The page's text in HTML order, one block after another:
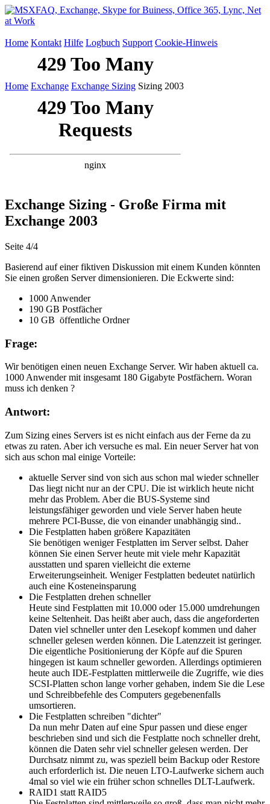
Home Kontakt Hilfe Logbuch Support Cookie-Hinweis
Home Exchange Exchange Sizing Sizing 2003
Exchange Sizing - Große Firma mit
Exchange 2003
Seite 4/4
Basierend auf einer fiktiven Diskussion mit einem Kunden könnten
Sie einen großen Server dimensionieren. Die Eckwerte sind:
1000 Anwender
190 GB Postfächer
10 GB öffentliche Ordner
Frage:
Wir benötigen einen neuen Exchange Server. Wir haben aktuell ca.
1000 Anwender mit insgesamt 180 Gigabyte Postfächern. Woran
muss ich denken ?
Antwort:
Zum Sizing eines Servers ist es nicht einfach aus der Ferne da zu
etwas zu raten. Aber ich versuche es mal. Ein neuer Server hat von
sich aus schon mal einige Vorteile:
aktuelle Server sind von sich aus schon mal wieder schneller
Das liegt nicht nur an der CPU. Die ist wirklich heute nicht
mehr das Problem. Aber die BUS-Systeme sind
leistungsfähiger geworden und viele Server haben heute
mehrere PCI-Busse, die von einander unabhängig sind..
Die Festplatten haben größere Kapazitäten
Sie benötigen weniger Festplatten im Server selbst. Daher
können Sie einen Server heute mit viele mehr Kapazität
ausstatten und sparen vielleicht die externe
Erweiterungseinheit. Weniger Festplatten bedeutet natürlich
auch eine Kosteneinsparung
Die Festplatten drehen schneller
Heute sind Festplatten mit 10.000 oder 15.000 umdrehungen
keine Seltenheit. Das heißt aber auch, dass die angeforderten
Daten viel schneller unter den Lesekopf kommen und daher
schneller gelesen werden können. Die Latenzzeit ist geringer.
Die eigentliche Positionierung der Köpfe auf die Spuren
hingegen ist kaum schneller geworden. Allerdings optimieren
heute auch IDE-Festplatten mittlerweile die Zugriffe, wie dies
SCSI-Platten schon lange vorher gehaben, indem Sie die Lese
und Schreibbefehle des Computers gegebenenfalls
umsortieren.
Die Festplatten schreiben "dichter"
Da nun mehr Daten auf eine Spur passen und diese enger
beschrieben sind und sich die Festplatte noch schneller dreht,
können die Daten sehr viel schneller gelesen werden. Der
Durchsatz nimmt zu, was speziell beim Backup oder Restore
auch erforderlich ist. Die neuen LTO-Laufwerke sichern auch
4mal so viel wie ein früher schon schnelles DLT-Laufwerk.
RAID1 statt RAID5